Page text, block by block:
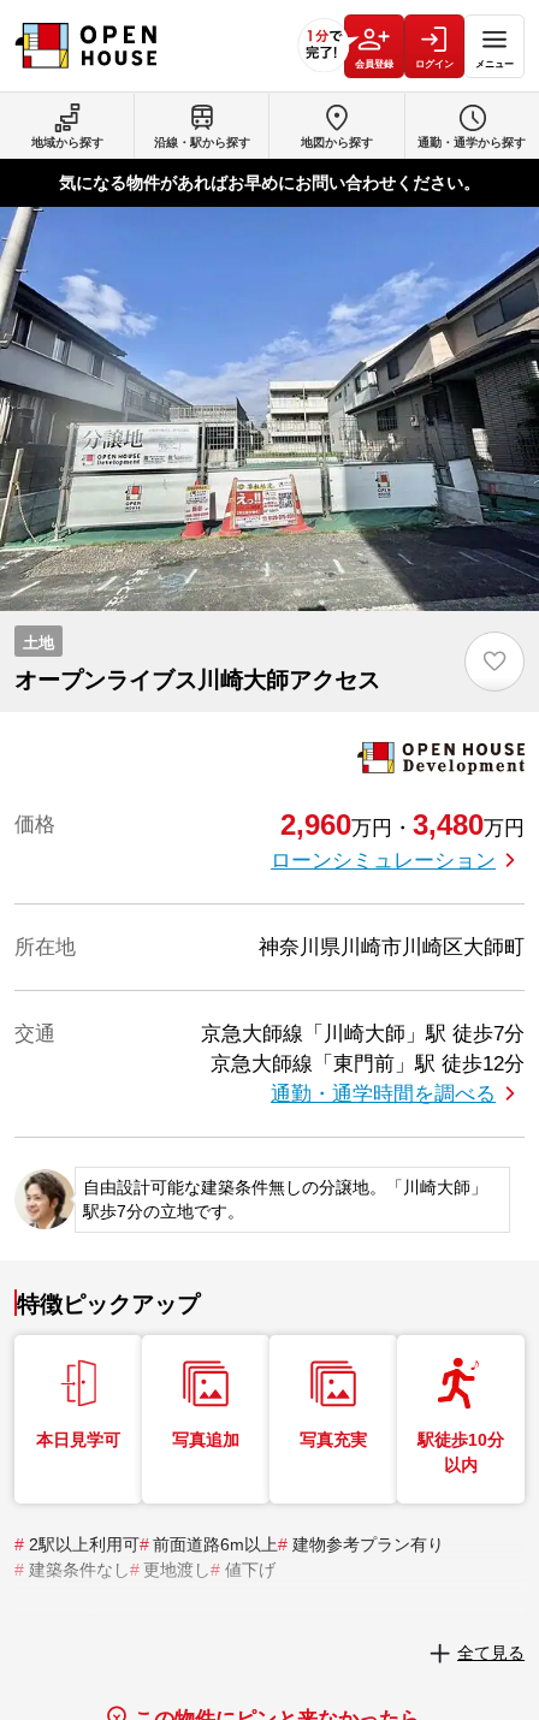
会員登録 ログイン メニュー
地域から探す 沿線・駅から探す 地図から探す 通勤・通学から探す
気になる物件があればお早めにお問い合わせください。
土地
オープンライブス川崎大師アクセス
♡
価格 2,960万円 ・ 3,480万円
ローンシミュレーション
所在地 神奈川県川崎市川崎区大師町
交通 京急大師線「川崎大師」駅 徒歩7分
京急大師線「東門前」駅 徒歩12分
通勤・通学時間を調べる
自由設計可能な建築条件無しの分譲地。「川崎大師」
駅歩7分の立地です。
特徴ピックアップ
本日見学可 写真追加 写真充実
駅徒歩10分
以内
# 2駅以上利用可# 前面道路6m以上# 建物参考プラン有り
# 建築条件なし# 更地渡し# 値下げ
全て見る